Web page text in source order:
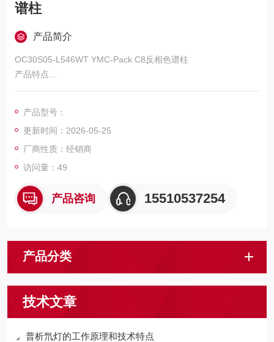
谱柱
产品简介
OC30S05-L546WT YMC-Pack C8反相色谱柱
产品特点
1. 固定相的疏水性低于ODS柱。
产品型号：
更新时间：2026-05-25
厂商性质：经销商
访问量：49
产品咨询 15510537254
产品分类
技术文章
普析氘灯的工作原理和技术特点